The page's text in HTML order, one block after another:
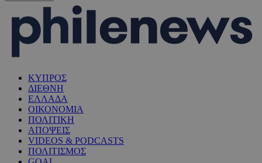
ΚΥΠΡΟΣ
ΔΙΕΘΝΗ
ΕΛΛΑΔΑ
ΟΙΚΟΝΟΜΙΑ
ΠΟΛΙΤΙΚΗ
ΑΠΟΨΕΙΣ
VIDEOS & PODCASTS
ΠΟΛΙΤΙΣΜΟΣ